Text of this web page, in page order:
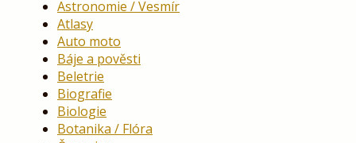
Astronomie / Vesmír
Atlasy
Auto moto
Báje a pověsti
Beletrie
Biografie
Biologie
Botanika / Flóra